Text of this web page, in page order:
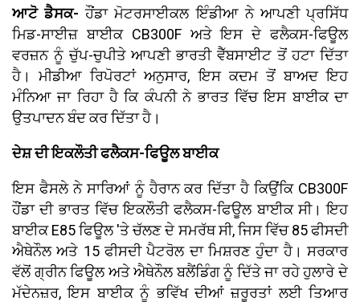
ਆਟੋ ਡੈਸਕ-ਹੌਂਡਾ ਮੋਟਰਸਾਈਕਲ ਇੰਡੀਆ ਨੇ ਆਪਣੀ ਪ੍ਰਸਿੱਧ
ਮਿਡ-ਸਾਈਜ਼ ਬਾਈਕ CB300F ਅਤੇ ਇਸ ਦੇ ਫਲੈਕਸ-ਫਿਊਲ
ਵਰਜ਼ਨ ਨੂੰ ਚੁੱਪ-ਚੁਪੀਤੇ ਆਪਣੀ ਭਾਰਤੀ ਵੈੱਬਸਾਈਟ ਤੋਂ ਹਟਾ ਦਿੱਤਾ
ਹੈ। ਮੀਡੀਆ ਰਿਪੋਰਟਾਂ ਅਨੁਸਾਰ, ਇਸ ਕਦਮ ਤੋਂ ਬਾਅਦ ਇਹ
ਮੰਨਿਆ ਜਾ ਰਿਹਾ ਹੈ ਕਿ ਕੰਪਨੀ ਨੇ ਭਾਰਤ ਵਿੱਚ ਇਸ ਬਾਈਕ ਦਾ
ਉਤਪਾਦਨ ਬੰਦ ਕਰ ਦਿੱਤਾ ਹੈ।
ਦੇਸ਼ ਦੀ ਇਕਲੌਤੀ ਫਲੈਕਸ-ਫਿਊਲ ਬਾਈਕ
ਇਸ ਫੈਸਲੇ ਨੇ ਸਾਰਿਆਂ ਨੂੰ ਹੈਰਾਨ ਕਰ ਦਿੱਤਾ ਹੈ ਕਿਉਂਕਿ CB300F
ਹੌਂਡਾ ਦੀ ਭਾਰਤ ਵਿੱਚ ਇਕਲੌਤੀ ਫਲੈਕਸ-ਫਿਊਲ ਬਾਈਕ ਸੀ। ਇਹ
ਬਾਈਕ E85 ਫਿਊਲ 'ਤੇ ਚੱਲਣ ਦੇ ਸਮਰੱਥ ਸੀ, ਜਿਸ ਵਿੱਚ 85 ਫੀਸਦੀ
ਐਥੇਨੌਲ ਅਤੇ 15 ਫੀਸਦੀ ਪੈਟਰੋਲ ਦਾ ਮਿਸ਼ਰਣ ਹੁੰਦਾ ਹੈ। ਸਰਕਾਰ
ਵੱਲੋਂ ਗ੍ਰੀਨ ਫਿਊਲ ਅਤੇ ਐਥੇਨੌਲ ਬਲੈਂਡਿੰਗ ਨੂੰ ਦਿੱਤੇ ਜਾ ਰਹੇ ਹੁਲਾਰੇ ਦੇ
ਮੱਦੇਨਜ਼ਰ, ਇਸ ਬਾਈਕ ਨੂੰ ਭਵਿੱਖ ਦੀਆਂ ਜ਼ਰੂਰਤਾਂ ਲਈ ਤਿਆਰ